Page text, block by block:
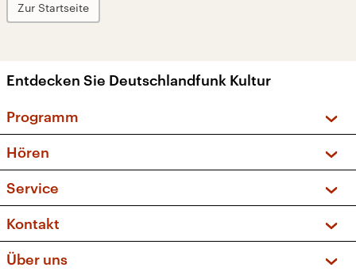
Zur Startseite
Entdecken Sie Deutschlandfunk Kultur
Programm
Sendungen und Podcasts
Musikliste
Kakadu – Das Kinderprogramm
Hören
Frequenzen (UKW + DAB+)
Service
FAQ
Apps
Newsletter
Kontakt
Über uns